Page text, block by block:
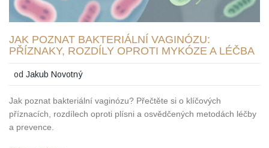
JAK POZNAT BAKTERIÁLNÍ VAGINÓZU:
PŘÍZNAKY, ROZDÍLY OPROTI MYKÓZE A LÉČBA
odJakub Novotný
Jak poznat bakteriální vaginózu? Přečtěte si o klíčových
příznacích, rozdílech oproti plísni a osvědčených metodách léčby
a prevence.